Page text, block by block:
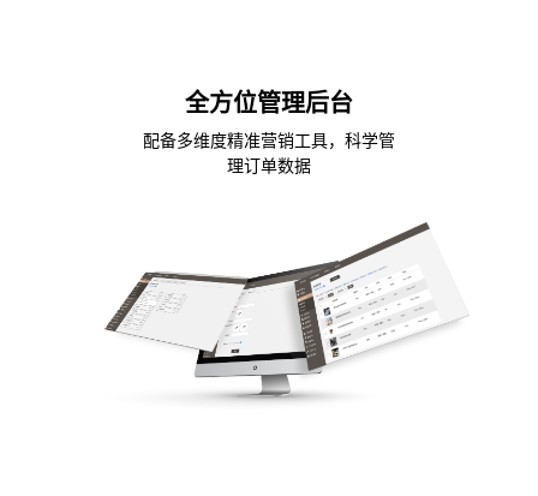
全方位管理后台
配备多维度精准营销工具，科学管
理订单数据